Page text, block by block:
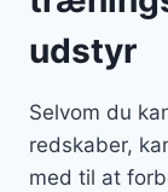
udstyr
Selvom du
redskaber,
med til at